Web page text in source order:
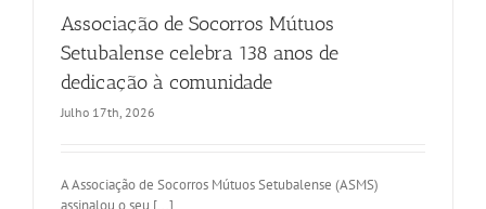
Associação de Socorros Mútuos
Setubalense celebra 138 anos de
dedicação à comunidade
Julho 17th, 2026
A Associação de Socorros Mútuos Setubalense (ASMS)